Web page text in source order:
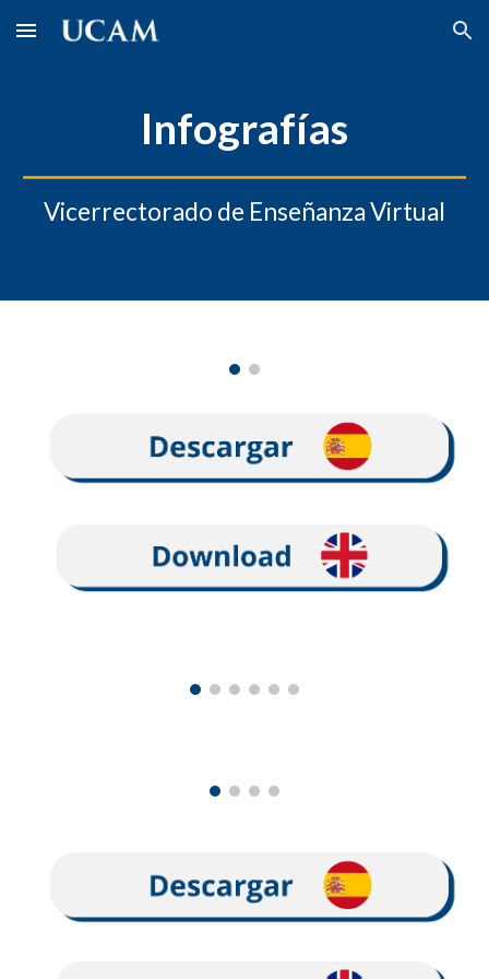
Skip to main content Skip to navigation
Infografías
Vicerrectorado de Enseñanza Virtual